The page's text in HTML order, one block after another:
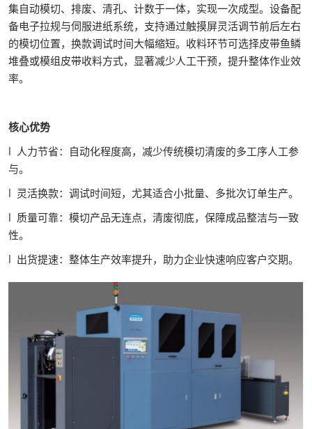
集自动模切、排废、清孔、计数于一体，实现一次成型。设备配
备电子拉规与伺服进纸系统，支持通过触摸屏灵活调节前后左右
的模切位置，换款调试时间大幅缩短。收料环节可选择皮带鱼鳞
堆叠或模组皮带收料方式，显著减少人工干预，提升整体作业效
率。
核心优势
l 人力节省：自动化程度高，减少传统模切清废的多工序人工参
与。
l 灵活换款：调试时间短，尤其适合小批量、多批次订单生产。
l 质量可靠：模切产品无连点，清废彻底，保障成品整洁与一致
性。
l 出货提速：整体生产效率提升，助力企业快速响应客户交期。